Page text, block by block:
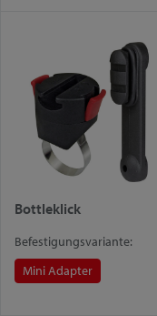
Bottleklick
Befestigungsvariante:
Mini Adapter